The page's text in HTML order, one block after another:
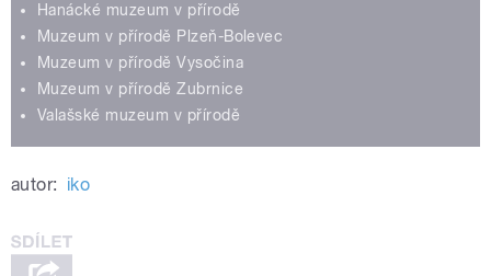
Hanácké muzeum v přírodě
Muzeum v přírodě Plzeň-Bolevec
Muzeum v přírodě Vysočina
Muzeum v přírodě Zubrnice
Valašské muzeum v přírodě
autor: iko